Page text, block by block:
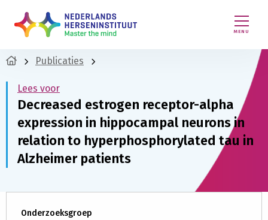
MENU
Publicaties
Lees voor
Decreased estrogen receptor-alpha
expression in hippocampal neurons in
relation to hyperphosphorylated tau in
Alzheimer patients
Onderzoeksgroep